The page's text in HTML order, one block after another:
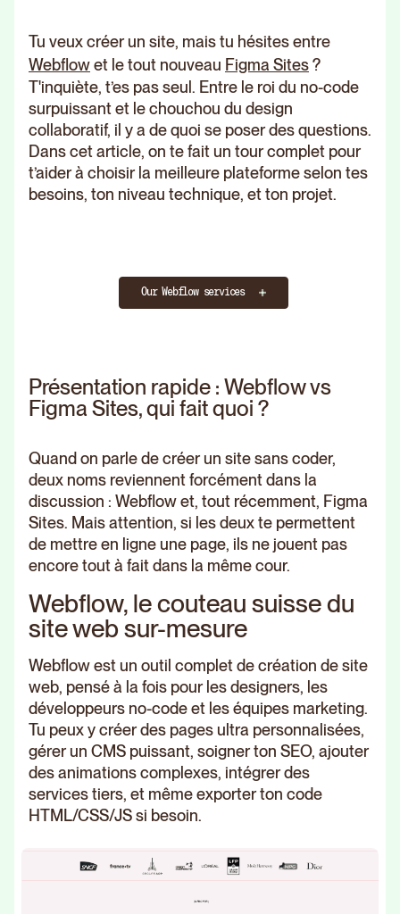
Tu veux créer un site, mais tu hésites entre
Webflowet le tout nouveau Figma Sites?
T'inquiète, t’es pas seul. Entre le roi du no-code
surpuissant et le chouchou du design
collaboratif, il y a de quoi se poser des questions.
Dans cet article, on te fait un tour complet pour
t’aider à choisir la meilleure plateforme selon tes
besoins, ton niveau technique, et ton projet.
Our Webflow services
Présentation rapide : Webflow vs
Figma Sites, qui fait quoi ?
Quand on parle de créer un site sans coder,
deux noms reviennent forcément dans la
discussion : Webflow et, tout récemment, Figma
Sites. Mais attention, si les deux te permettent
de mettre en ligne une page, ils ne jouent pas
encore tout à fait dans la même cour.
Webflow, le couteau suisse du
site web sur-mesure
Webflow est un outil complet de création de site
web, pensé à la fois pour les designers, les
développeurs no-code et les équipes marketing.
Tu peux y créer des pages ultra personnalisées,
gérer un CMS puissant, soigner ton SEO, ajouter
des animations complexes, intégrer des
services tiers, et même exporter ton code
HTML/CSS/JS si besoin.